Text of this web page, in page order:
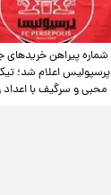
شماره پیراهن خریدهای
پرسپولیس اعلام شد؛
محبی و سرگیف با اعداد